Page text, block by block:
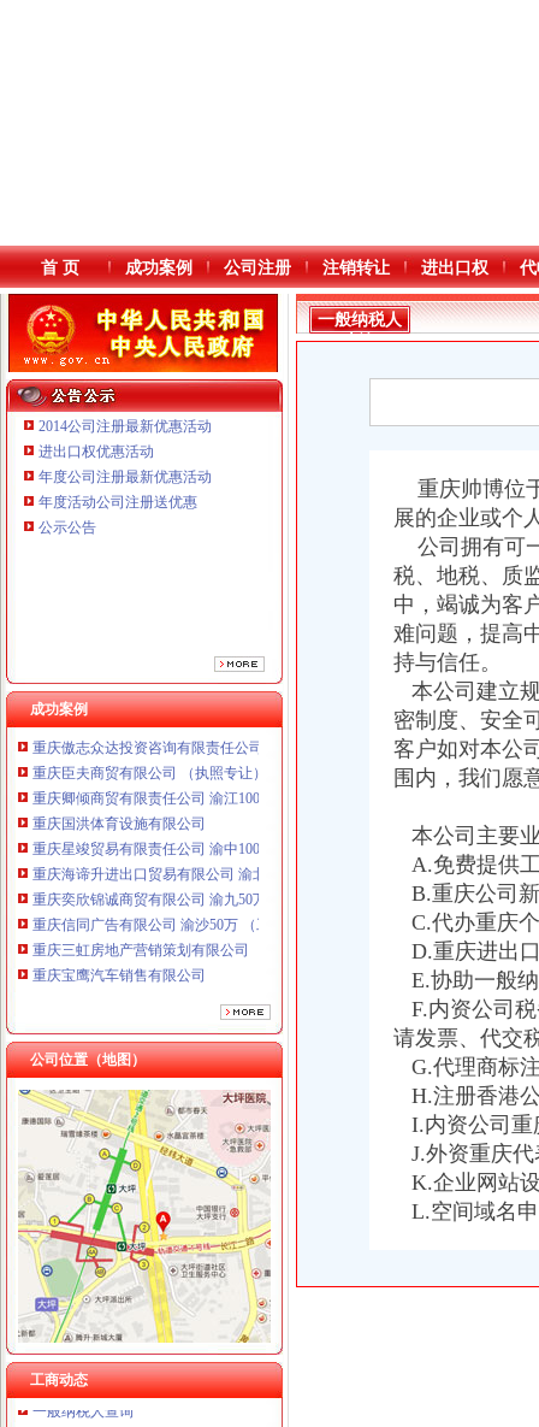
本站导航
首 页 成功案例 公司注册 注销转让 进出口权
2014公司注册最新优惠活动
进出口权优惠活动
年度公司注册最新优惠活动
年度活动公司注册送优惠
公示公告
成功案例
重庆鸽牌电线电缆有限公司 渝北10010万 (进出口权)
重庆傲志众达投资咨询有限责任公司 渝九1000万 （增资）
重庆臣夫商贸有限公司 （执照专让）
重庆卿倾商贸有限责任公司 渝江100万 （工商注册）
重庆国洪体育设施有限公司
重庆星竣贸易有限责任公司 渝中100万 （进出口权）
重庆海谛升进出口贸易有限公司 渝北100万 （进出口权）
重庆奕欣锦诚商贸有限公司 渝九50万 （工商注册）
重庆信同广告有限公司 渝沙50万 （工商注册）
重庆三虹房地产营销策划有限公司
重庆宝鹰汽车销售有限公司
重庆鸽牌电线电缆有限公司 渝北10010万 (进出口权)
重庆傲志众达投资咨询有限责任公司 渝九1000万 （增资）
重庆臣夫商贸有限公司 （执照专让）
重庆卿倾商贸有限责任公司 渝江100万 （工商注册）
重庆国洪体育设施有限公司
重庆星竣贸易有限责任公司 渝中100万 （进出口权）
重庆海谛升进出口贸易有限公司 渝北100万 （进出口权）
重庆奕欣锦诚商贸有限公司 渝九50万 （工商注册）
重庆信同广告有限公司 渝沙50万 （工商注册）
重庆三虹房地产营销策划有限公司
重庆宝鹰汽车销售有限公司
公司位置（地图）
工商动态
一般纳税人查询
税务咨询一般纳税人认定_志趣网
代理记账200起、财税咨询、一般纳税人认定长春记账报税今题网
一般纳税人查询
重庆一般纳税人资格查询
一般纳税人查询一般纳税人查询
重庆一般纳税人资格查询：http://218.70.65.72:3002/fpcx/
重庆一般纳税人申请：路源咨询—专业代办安全生产许可证-重庆爱问
一般纳税人信息查询
一般纳税人查询
怎么查询公司是不是一般纳税人_百度经验
一般纳税人查询
一般纳税人查询
一般纳税人
查询
重庆帅博位
展的企业或个
公司拥有可
税、地税、质
中，竭诚为客
难问题，提高
持与信任。
本公司建立
密制度、安全
客户如对本公
围内，我们愿
本公司主要
A.免费提供
B.重庆公司
C.代办重庆
D.重庆进出
E.协助一般
F.内资公司
请发票、代交
G.代理商标
H.注册香港
I.内资公司重
J.外资重庆代
K.企业网站
L.空间域名